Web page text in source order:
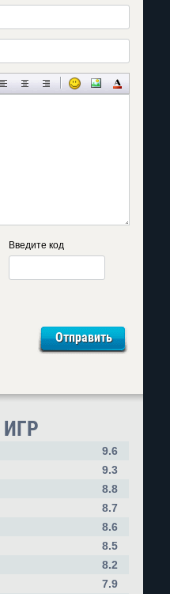
Введите код
9.6
9.3
8.8
8.7
8.6
8.5
8.2
7.9